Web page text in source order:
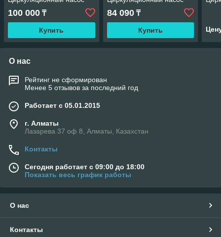
100 000 ₸
Купить
84 090₸
Купить
О нас
Рейтинг не сформирован
Менее 5 отзывов за последний год
Работает с 05.01.2015
г. Алматы
Лазарева 37 оф 8, Алматы, Казахстан
Контакты
Сегодня работает с 09:00 до 18:00
Показать весь график работы
О нас
Контакты